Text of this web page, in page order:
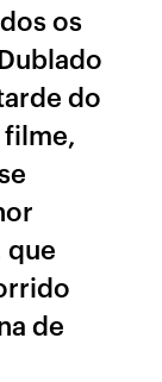
os
do
que
de